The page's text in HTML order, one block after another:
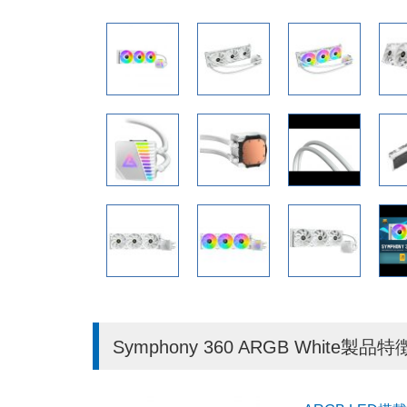
Symphony 360 ARGB White製品特